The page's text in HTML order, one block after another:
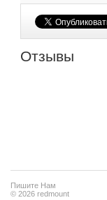
Отзывы
Пишите Нам
© 2026 redmount